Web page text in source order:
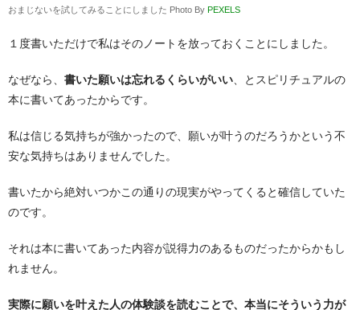
おまじないを試してみることにしました Photo By PEXELS
１度書いただけで私はそのノートを放っておくことにしました。
なぜなら、 書いた願いは忘れるくらいがいい 、とスピリチュアルの
本に書いてあったからです。
私は信じる気持ちが強かったので、願いが叶うのだろうかという不
安な気持ちはありませんでした。
書いたから絶対いつかこの通りの現実がやってくると確信していた
のです。
それは本に書いてあった内容が説得力のあるものだったからかもし
れません。
実際に願いを叶えた人の体験談を読むことで、本当にそういう力が